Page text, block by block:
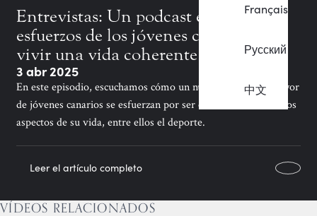
Français
Русский
中文
Entrevistas: Un podcast examina los
esfuerzos de los jóvenes canarios por
vivir una vida coherente
3 abr 2025
En este episodio, escuchamos cómo un número cada vez mayor
de jóvenes canarios se esfuerzan por ser coherentes en muchos
aspectos de su vida, entre ellos el deporte.
Leer el artículo completo
VÍDEOS RELACIONADOS